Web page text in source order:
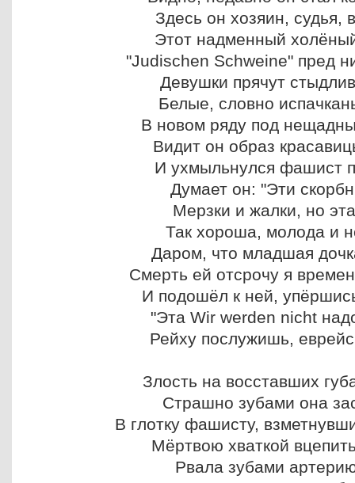
Здесь он хозяин, судья,
Этот надменный
"Judischen Schweine" пред
Девушки прячут
Белые, словно
В новом ряду под
Видит он образ
И ухмыльнулся фашист
Думает он: "Эти
Мерзки и жалки, но
Так хороша, молода и
Даром, что младшая
Смерть ей отсрочу я
И подошёл к ней,
"Эта Wir werden nicht
Рейху послужишь,
Злость на восставших
Страшно зубами она
В глотку фашисту,
Мёртвою хваткой
Рвала зубами